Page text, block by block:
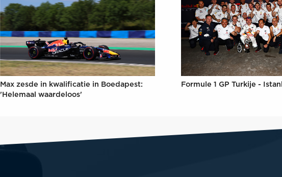
Max zesde in kwalificatie in Boedapest:
'Helemaal waardeloos'
Formule 1 GP Turkije -